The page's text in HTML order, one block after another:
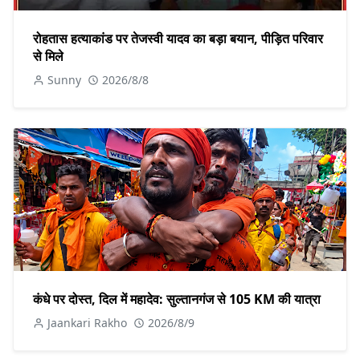
रोहतास हत्याकांड पर तेजस्वी यादव का बड़ा बयान, पीड़ित परिवार
से मिले
Sunny 2026/8/8
कंधे पर दोस्त, दिल में महादेव: सुल्तानगंज से 105 KM की यात्रा
Jaankari Rakho 2026/8/9